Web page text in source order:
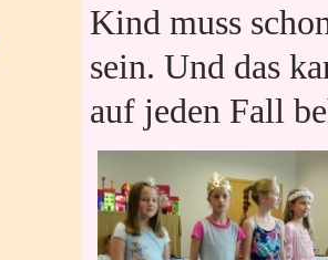
Kind muss
sein. Und das
auf jeden Fall